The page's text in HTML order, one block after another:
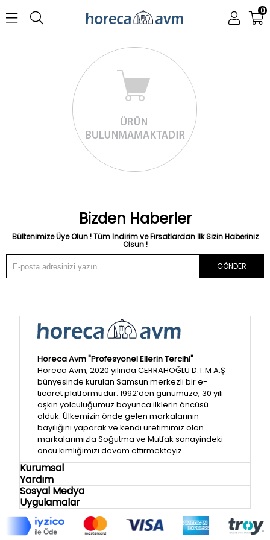
0
Bizden Haberler
Bültenimize Üye Olun ! Tüm İndirim ve Fırsatlardan İlk Sizin Haberiniz
Olsun !
GÖNDER
Horeca Avm "Profesyonel Ellerin Tercihi"
Horeca Avm, 2020 yılında CERRAHOĞLU D.T.M A.Ş
bünyesinde kurulan Samsun merkezli bir e-
ticaret platformudur. 1992’den günümüze, 30 yılı
aşkın yolculuğumuz boyunca ilklerin öncüsü
olduk. Ülkemizin önde gelen markalarının
bayiliğini yaparak ve kendi üretimimiz olan
markalarımızla Soğutma ve Mutfak sanayindeki
öncü kimliğimizi devam ettirmekteyiz.
Kurumsal
Yardım
Sosyal Medya
Uygulamalar